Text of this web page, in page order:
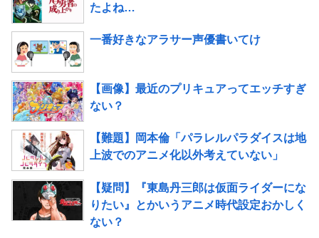
たよね…
一番好きなアラサー声優書いてけ
【画像】最近のプリキュアってエッチすぎ
ない？
【難題】岡本倫「パラレルパラダイスは地
上波でのアニメ化以外考えていない」
【疑問】『東島丹三郎は仮面ライダーにな
りたい』とかいうアニメ時代設定おかしく
ない？